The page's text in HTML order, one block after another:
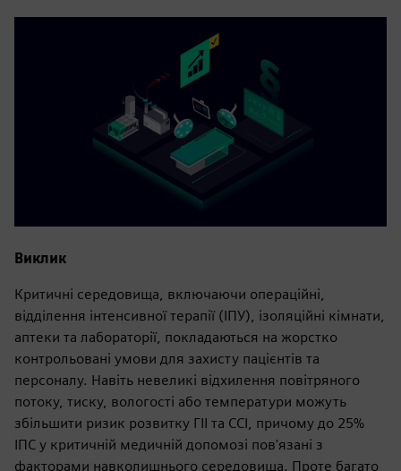
Виклик
Критичні середовища, включаючи операційні,
відділення інтенсивної терапії (ІПУ), ізоляційні кімнати,
аптеки та лабораторії, покладаються на жорстко
контрольовані умови для захисту пацієнтів та
персоналу. Навіть невеликі відхилення повітряного
потоку, тиску, вологості або температури можуть
збільшити ризик розвитку ГІІ та ССІ, причому до 25%
ІПС у критичній медичній допомозі пов'язані з
факторами навколишнього середовища. Проте багато